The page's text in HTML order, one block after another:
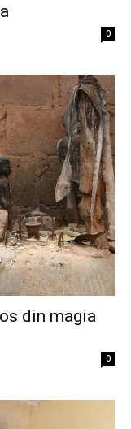
0
din magia
0